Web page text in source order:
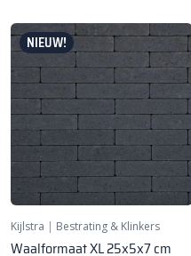
NIEUW!
Kijlstra | Bestrating & Klinkers
Waalformaat XL 25x5x7 cm